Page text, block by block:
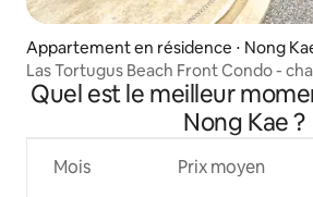
Appartement en résidence ⋅ Nong
Las Tortugus Beach Front Condo -
Quel est le meilleur
Nong Kae ?
Mois Prix moyen